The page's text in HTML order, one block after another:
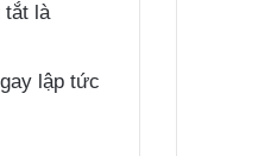
tắt là
lập tức